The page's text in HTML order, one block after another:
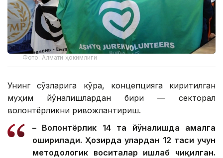
Фото: Алмати ҳокимлиги
Унинг сўзларига кўра, концепцияга киритилган
муҳим йўналишлардан бири — секторал
волонтёрликни ривожлантириш.
– Волонтёрлик 14 та йўналишда амалга
оширилади. Ҳозирда улардан 12 таси учун
методологик воситалар ишлаб чиқилган.